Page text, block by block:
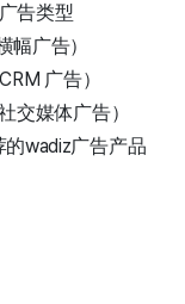
告类型
幅广告）
广告）
交媒体广告）
wadiz广告产品